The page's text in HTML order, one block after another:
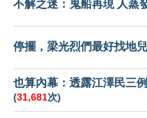
不解之迷：鬼船再現 人蒸
停擺，梁光烈們最好找地
也算內幕：透露江澤民三
(31,681次)